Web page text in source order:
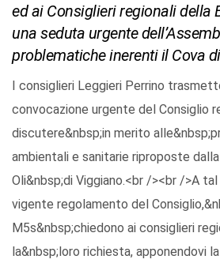
ed ai Consiglieri regionali della
una seduta urgente
problematiche inerenti il Cova
I consiglieri Leggieri Perrino
convocazione urgente del Consiglio
discutere&nbsp;in merito
ambientali e sanitarie riproposte
Oli&nbsp;di Viggiano.<br /><br />A tal
vigente regolamento del
M5s&nbsp;chiedono ai consiglieri
la&nbsp;loro richiesta, apponendovi